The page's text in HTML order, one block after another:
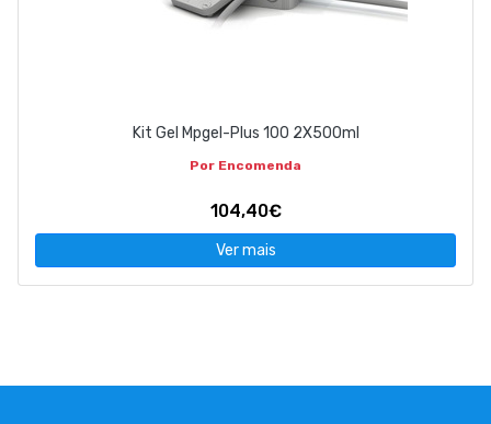
Kit Gel Mpgel-Plus 100 2X500ml
Por Encomenda
104,40€
Ver mais